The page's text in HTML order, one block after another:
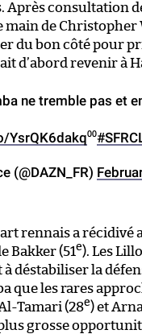
Après consultation
de Christopher
du bon côté pour
d’abord revenir à
ne tremble pas et
YsrQK6dakq⁰⁰
(@DAZN_FR)
rennais a récidivé
Bakker (51e). Les
déstabiliser la
que les rares
Tamari (28e) et
plus grosse